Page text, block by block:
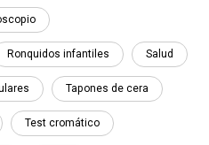
Ronquidos infantiles Salud
Tapones de cera
Test cromático